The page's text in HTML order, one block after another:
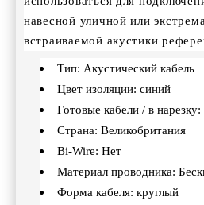
навесной уличной или
встраиваемой акустики
Тип: Акустический кабель
Цвет изоляции: синий
Готовые кабели / в нарезку:
Страна: Великобритания
Bi-Wire: Нет
Материал проводника:
Форма кабеля: круглый